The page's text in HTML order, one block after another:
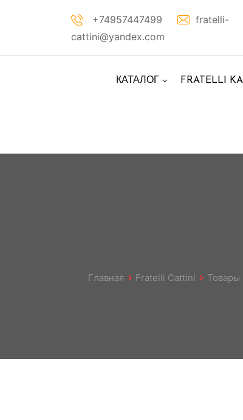
+74957447499
fratelli-
cattini@yandex.com
КАТАЛОГ FRATELLI
Главная Fratelli Cattini Товары